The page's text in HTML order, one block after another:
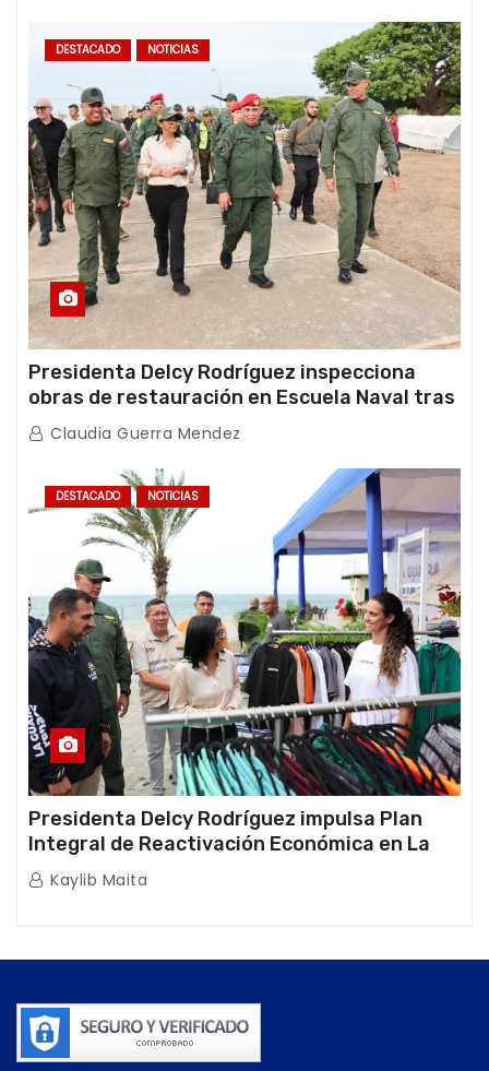
DESTACADO NOTICIAS
Presidenta Delcy Rodríguez inspecciona
obras de restauración en Escuela Naval tras
afectaciones sísmicas en La Guaira
Claudia Guerra Mendez
DESTACADO NOTICIAS
Presidenta Delcy Rodríguez impulsa Plan
Integral de Reactivación Económica en La
Guaira
Kaylib Maita